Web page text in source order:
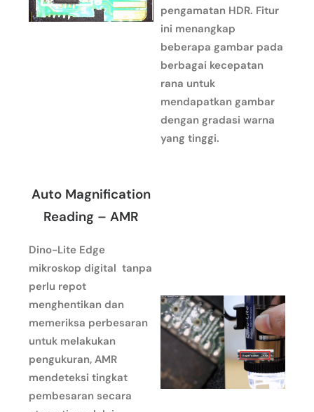
pengamatan HDR. Fitur
ini menangkap
beberapa gambar pada
berbagai kecepatan
rana untuk
mendapatkan gambar
dengan gradasi warna
yang tinggi.
Auto Magnification
Reading – AMR
Dino-Lite Edge
mikroskop digital tanpa
perlu repot
menghentikan dan
memeriksa perbesaran
untuk melakukan
pengukuran, AMR
mendeteksi tingkat
pembesaran secara